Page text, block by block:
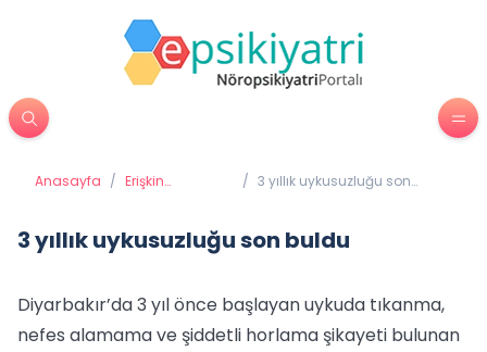
Anasayfa / Erişkin
/ 3 yıllık uykusuzluğu son
3 yıllık uykusuzluğu son buldu
Diyarbakır’da 3 yıl önce başlayan uykuda tıkanma,
nefes alamama ve şiddetli horlama şikayeti bulunan